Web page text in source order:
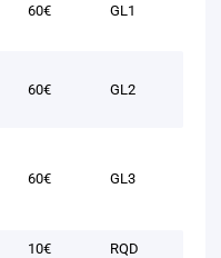
60€ GL1
60€ GL2
60€ GL3
10€ RQD